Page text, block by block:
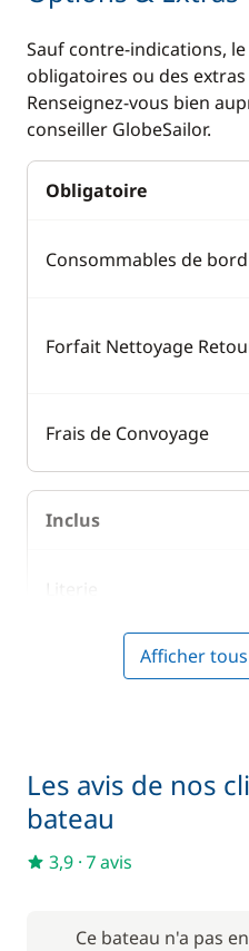
Sauf contre-indications,
obligatoires ou des
Renseignez-vous bien
conseiller GlobeSailor.
Obligatoire
Consommables de
Forfait Nettoyage
Frais de Convoyage
Inclus
Literie
Prise en main du bateau
En option
Afficher
Les avis de nos
bateau
3,9 · 7 avis
Ce bateau n'a pas